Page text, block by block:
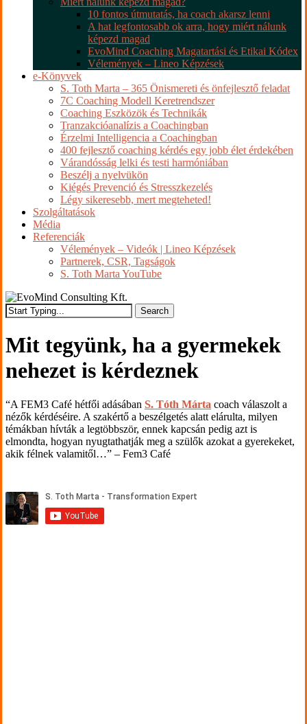
10 fontos útmutatás, ha coach akarsz lenni
A hat legfontosabb ok arra, hogy miért nálunk
képezd magad
EvoMind Coaching Magatartási és Etikai Kódex
Vélemények – Lineo Képzések
e-Könyvek
S. Toth Marta – 365 Önismereti és önfejlesztő feladat
7C Coaching Modell Keretrendszer
Coaching Eszközök és Technikák
Tranzakcióanalízis a Coachingban
Érzelmi Intelligencia a Coachingban
400 fejlesztő coaching kérdés egy jobb élet érdekében
Várandósság lelki és testi harmóniában
Beszélj a nyelvükön
Kiégés Prevenció és Stresszkezelés
Légy sikeresebb, mert megteheted!
Szolgáltatások
Média
Referenciák
Vélemények – Videók | Lineo Képzések
Partnerek, CSR, Tagságok
S. Toth Marta YouTube
Search
Search
Mit tegyünk, ha a gyermekek
nehezet is kérdeznek
“A FEM3 Café hétfői adásában S. Tóth Márta coach válaszolt a
nézők kérdéséire. A szakértő a beszélgetés alatt elárulta, milyen
témákban hívták a legtöbbször, ennek kapcsán pedig azt is
elmondta, hogyan nyugtathatják meg a szülők azokat a gyerekeket,
akik félnek valamitől…” – Fem3 Café